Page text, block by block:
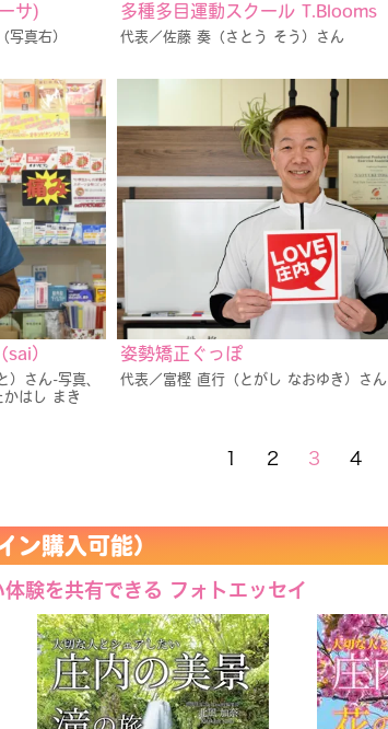
サ)
写真右）
多種多目運動スクール T.Blooms
代表／佐藤 奏（さとう そう）さん
）
）さん-写真、
はし まき
姿勢矯正ぐっぽ
代表／富樫 直行（とがし なおゆき）さん
1 2 3 4
ン購入可能）
験を共有できる フォトエッセイ